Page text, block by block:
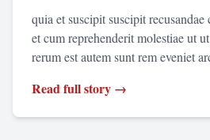
quia et suscipit suscipit recusandae
et cum reprehenderit molestiae ut
rerum est autem sunt rem eveniet
Read full story →